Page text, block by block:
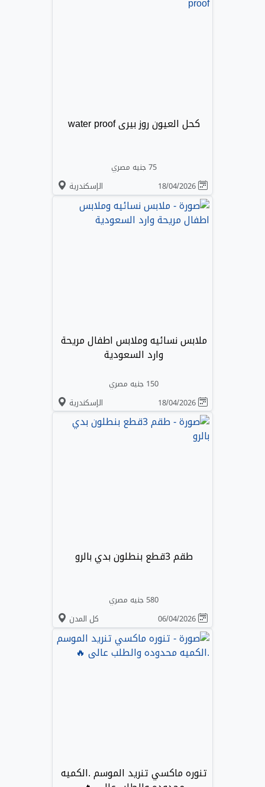
كحل العيون روز بيرى water proof
75 جنيه مصري
الإسكندرية
ملابس نسائيه وملابس اطفال مريحة
وارد السعودية
150 جنيه مصري
الإسكندرية
طقم 3قطع بنطلون بدي بالرو
580 جنيه مصري
كل المدن
تنوره ماكسي تنريد الموسم .الكميه